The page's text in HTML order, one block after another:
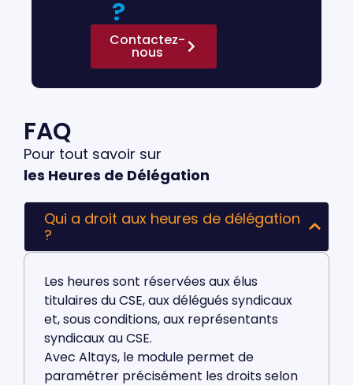
?
Contactez-
nous
FAQ
Pour tout savoir sur
les Heures de Délégation
Qui a droit aux heures de délégation
?
Les heures sont réservées aux élus
titulaires du CSE, aux délégués syndicaux
et, sous conditions, aux représentants
syndicaux au CSE.
Avec Altays, le module permet de
paramétrer précisément les droits selon